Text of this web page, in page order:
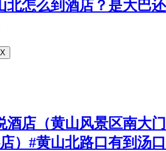
北怎么到酒店？是大巴还
酒店（黄山风景区南大门
）#黄山北路口有到汤口